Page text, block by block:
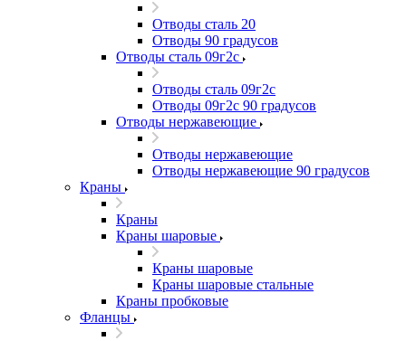
Отводы сталь 20
Отводы 90 градусов
Отводы сталь 09г2с
Отводы сталь 09г2с
Отводы 09г2с 90 градусов
Отводы нержавеющие
Отводы нержавеющие
Отводы нержавеющие 90 градусов
Краны
Краны
Краны шаровые
Краны шаровые
Краны шаровые стальные
Краны пробковые
Фланцы